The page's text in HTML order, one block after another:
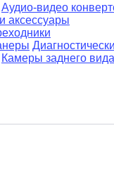
Аудио-видео
аксессуары
Камеры заднего вида